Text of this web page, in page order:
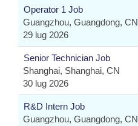
Operator 1 Job
Guangzhou, Guangdong, CN
29 lug 2026
Senior Technician Job
Shanghai, Shanghai, CN
30 lug 2026
R&D Intern Job
Guangzhou, Guangdong, CN